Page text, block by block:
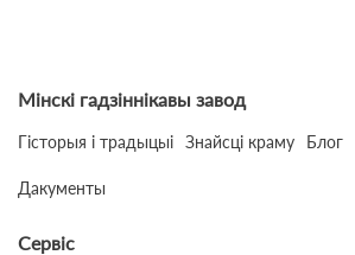
Мінскі гадзіннікавы завод
Гісторыя і традыцыі Знайсці краму Блог
Дакументы
Сервіс